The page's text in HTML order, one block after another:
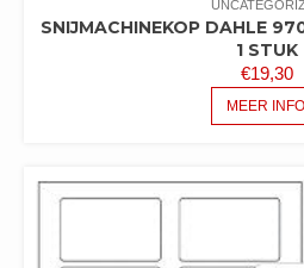
SNIJMACHINEKOP DAHLE
1 STUK
€19,30
MEER